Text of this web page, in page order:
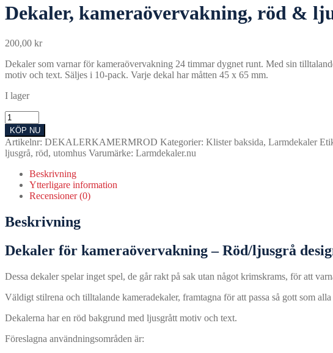
Dekaler, kameraövervakning, röd &
200,00 kr
Dekaler som varnar för kameraövervakning 24 timmar dygnet runt. Med sin
motiv och text. Säljes i 10-pack. Varje dekal har måtten 45 x 65 mm.
I lager
Dekaler,
kameraövervakning,
röd
&
ljusgrå
(10st
45x65mm)
KÖP NU
Artikelnr: DEKALERKAMERMROD Kategorier: Klister baksida, Larmdekaler
ljusgrå, röd, utomhus Varumärke: Larmdekaler.nu
Beskrivning
Ytterligare information
Recensioner (0)
Beskrivning
Dekaler för kameraövervakning – Röd/ljusgrå
Dessa dekaler spelar inget spel, de går rakt på sak utan något krimskrams, för att
Väldigt stilrena och tilltalande kameradekaler, framtagna för att passa så gott som
Dekalerna har en röd bakgrund med ljusgrått motiv och text.
Föreslagna användningsområden är: